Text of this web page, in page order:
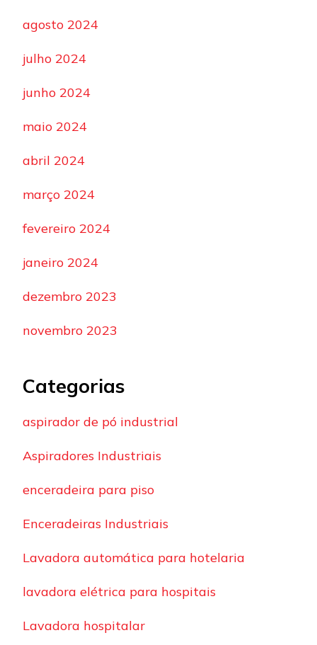
agosto 2024
julho 2024
junho 2024
maio 2024
abril 2024
março 2024
fevereiro 2024
janeiro 2024
dezembro 2023
novembro 2023
Categorias
aspirador de pó industrial
Aspiradores Industriais
enceradeira para piso
Enceradeiras Industriais
Lavadora automática para hotelaria
lavadora elétrica para hospitais
Lavadora hospitalar